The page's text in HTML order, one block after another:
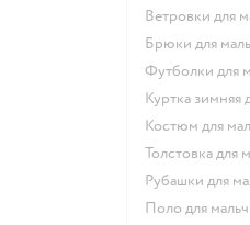
Ветровки для
Брюки для
Футболки для
Куртка зимняя
Костюм для
Толстовка для
Рубашки для
Поло для